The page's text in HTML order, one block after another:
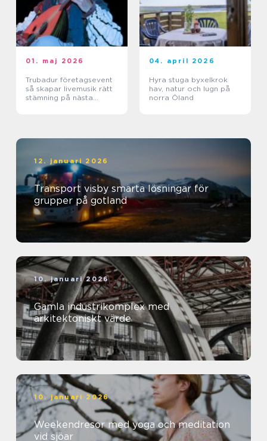
01. maj 2026
Trubadur företagsevent
så skapar livemusik rätt
stämning på nästa
04. april 2026
Hyra stuga byxelkrok
hav, natur och lugn på
norra Öland
12. januari 2026
Transport visby smarta lösningar för
grupper på gotland
10. januari 2026
Gamla industrikomplex med
arkitektoniskt värde
10. januari 2026
Weekendresor med yoga och meditation
vid sjöar